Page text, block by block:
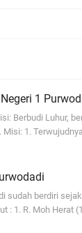
1
Berbudi Luhur,
Misi: 1.
sudah berdiri
: 1. R. Moh Herat